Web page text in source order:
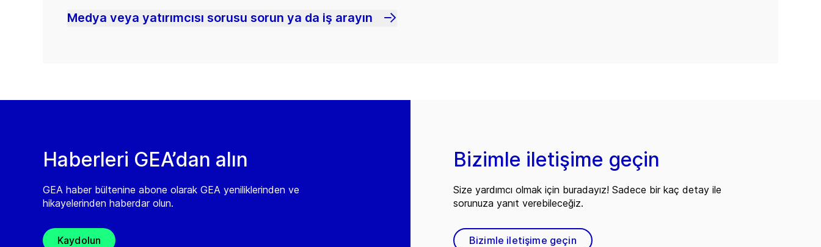
Medya veya yatırımcısı sorusu sorun ya da iş arayın
Haberleri GEA’dan alın
GEA haber bültenine abone olarak GEA yeniliklerinden ve
hikayelerinden haberdar olun.
Kaydolun
Bizimle iletişime geçin
Size yardımcı olmak için buradayız! Sadece bir kaç detay ile
sorunuza yanıt verebileceğiz.
Bizimle iletişime geçin